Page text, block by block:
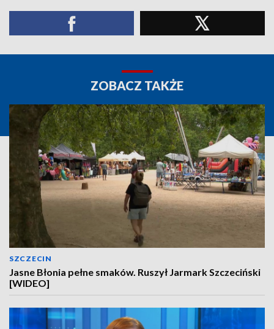
ZOBACZ TAKŻE
SZCZECIN
Jasne Błonia pełne smaków. Ruszył Jarmark Szczeciński
[WIDEO]